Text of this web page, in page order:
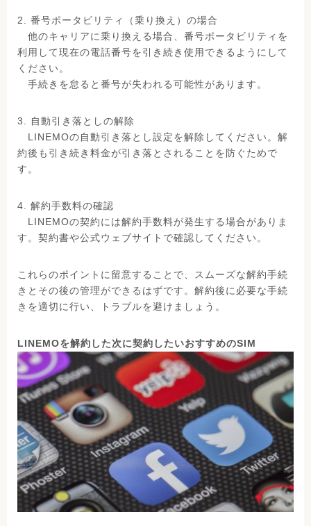
2. 番号ポータビリティ（乗り換え）の場合
他のキャリアに乗り換える場合、番号ポータビリティを
利用して現在の電話番号を引き続き使用できるようにして
ください。
手続きを怠ると番号が失われる可能性があります。
3. 自動引き落としの解除
LINEMOの自動引き落とし設定を解除してください。解
約後も引き続き料金が引き落とされることを防ぐためで
す。
4. 解約手数料の確認
LINEMOの契約には解約手数料が発生する場合がありま
す。契約書や公式ウェブサイトで確認してください。
これらのポイントに留意することで、スムーズな解約手続
きとその後の管理ができるはずです。解約後に必要な手続
きを適切に行い、トラブルを避けましょう。
LINEMOを解約した次に契約したいおすすめのSIM